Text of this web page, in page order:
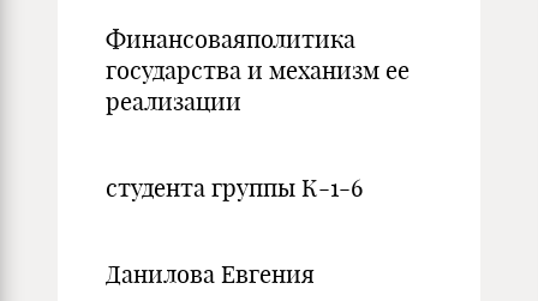
Финансоваяполитика
государства и механизм ее
реализации
студента группы К-1-6
Данилова Евгения